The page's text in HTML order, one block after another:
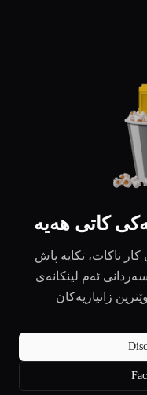
کاتی هەیە
کار ناکات، تکایە پاش
ئەم لینکانەی
زانیاریەکان